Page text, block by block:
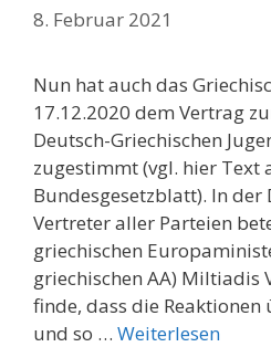
8. Februar 2021
Nun hat auch das
17.12.2020 dem Vertrag
Deutsch-Griechischen
zugestimmt (vgl. hier Text
Bundesgesetzblatt). In der
Vertreter aller Parteien
griechischen
griechischen AA) Miltiadis
finde, dass die Reaktionen
und so … Weiterlesen